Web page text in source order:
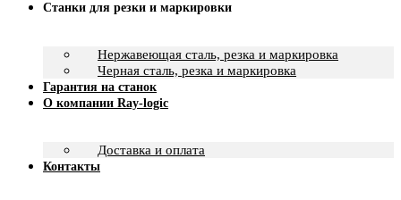
Станки для резки и маркировки
Нержавеющая сталь, резка и маркировка
Черная сталь, резка и маркировка
Гарантия на станок
О компании Ray-logic
Доставка и оплата
Контакты